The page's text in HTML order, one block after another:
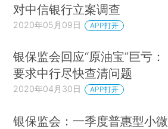
对中信银行立案调查
2020年05月09日 APP打开
银保监会回应“原油宝”巨亏：
要求中行尽快查清问题
2020年04月30日 APP打开
银保监会：一季度普惠型小微